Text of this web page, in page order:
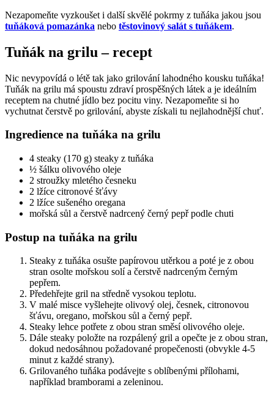
Nezapomeňte vyzkoušet i další skvělé pokrmy z tuňáka jakou jsou
tuňáková pomazánka nebo těstovinový salát s tuňákem.
Tuňák na grilu – recept
Nic nevypovídá o létě tak jako grilování lahodného kousku tuňáka!
Tuňák na grilu má spoustu zdraví prospěšných látek a je ideálním
receptem na chutné jídlo bez pocitu viny. Nezapomeňte si ho
vychutnat čerstvě po grilování, abyste získali tu nejlahodnější chuť.
Ingredience na tuňáka na grilu
4 steaky (170 g) steaky z tuňáka
½ šálku olivového oleje
2 stroužky mletého česneku
2 lžíce citronové šťávy
2 lžíce sušeného oregana
mořská sůl a čerstvě nadrcený černý pepř podle chuti
Postup na tuňáka na grilu
Steaky z tuňáka osušte papírovou utěrkou a poté je z obou
stran osolte mořskou solí a čerstvě nadrceným černým
pepřem.
Předehřejte gril na středně vysokou teplotu.
V malé misce vyšlehejte olivový olej, česnek, citronovou
šťávu, oregano, mořskou sůl a černý pepř.
Steaky lehce potřete z obou stran směsí olivového oleje.
Dále steaky položte na rozpálený gril a opečte je z obou stran,
dokud nedosáhnou požadované propečenosti (obvykle 4-5
minut z každé strany).
Grilovaného tuňáka podávejte s oblíbenými přílohami,
například bramborami a zeleninou.